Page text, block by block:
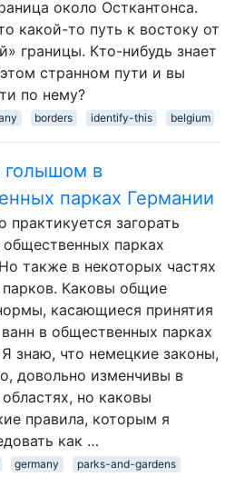
около Осткантонса.
какой-то путь к востоку от
границы. Кто-нибудь знает
странном пути и вы
по нему?
borders identify-this belgium
голышом в
парках Германии
практикуется загорать
парках
также в некоторых частях
Каковы общие
касающиеся принятия
в общественных парках
знаю, что немецкие законы,
довольно изменчивы в
но каковы
правила, которым я
как …
germany
parks-and-gardens